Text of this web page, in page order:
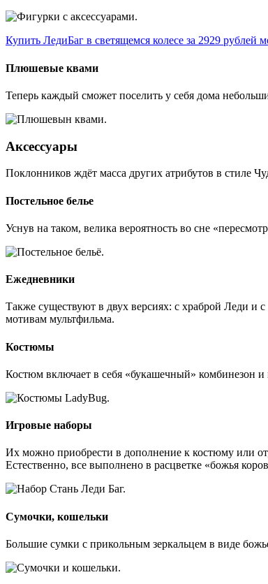
Купить ЛедиБаг в светящемся колесе за 2929 рублей
Плюшевые квами
Теперь каждый сможет поселить у себя дома
Аксессуары
Поклонников ждёт масса других атрибутов в стиле
Постельное белье
Уснув на таком, велика вероятность во сне
Ежедневники
Также существуют в двух версиях: с храброй Леди
мотивам мультфильма.
Костюмы
Костюм включает в себя «букашечный» комбинезон и
Игровые наборы
Их можно приобрести в дополнение к костюму или
Естественно, все выполнено в расцветке «божья
Сумочки, кошельки
Большие сумки с прикольным зеркальцем в виде